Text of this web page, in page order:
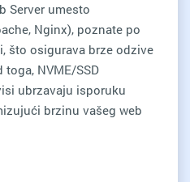
Server umesto
Nginx), poznate po
što osigurava brze odzive
NVME/SSD
ubrzavaju isporuku
brzinu vašeg web